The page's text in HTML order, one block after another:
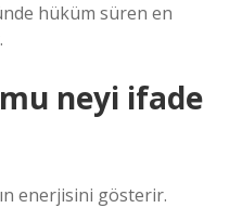
hüküm süren en
neyi ifade
enerjisini gösterir.